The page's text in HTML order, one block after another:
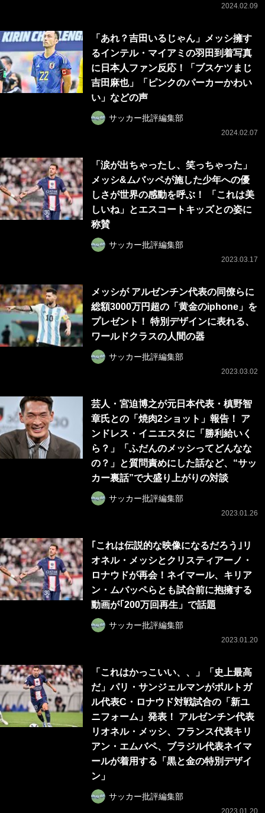
2024.02.09
「あれ？吉田いるじゃん」メッシ擁す
るインテル・マイアミの羽田到着写真
に日本人ファン反応！「ブスケツまじ
吉田麻也」「ピンクのパーカーかわい
い」などの声
サッカー批評編集部
2024.02.07
「涙が出ちゃったし、笑っちゃった」
メッシ&ムバッペが施した少年への優
しさが世界の感動を呼ぶ！ 「これは美
しいね」とエスコートキッズとの姿に
称賛
サッカー批評編集部
2023.03.17
メッシが アルゼンチン代表の同僚らに
総額3000万円超の「黄金のiphone」を
プレゼント！ 特別デザインに表れる、
ワールドクラスの人間の器
サッカー批評編集部
2023.03.02
芸人・宮迫博之が元日本代表・槙野智
章氏との「焼肉2ショット」報告！ ア
ンドレス・イニエスタに「勝利給いく
ら？」「ふだんのメッシってどんなな
の？」と質問責めにした話など、“サッ
カー裏話”で大盛り上がりの対談
サッカー批評編集部
2023.01.26
｢これは伝説的な映像になるだろう｣リ
オネル・メッシとクリスティアーノ・
ロナウドが再会！ネイマール、キリア
ン・ムバッペらとも試合前に抱擁する
動画が｢200万回再生」で話題
サッカー批評編集部
2023.01.20
「これはかっこいい、、」「史上最高
だ」パリ・サンジェルマンがポルトガ
ル代表C・ロナウド対戦試合の「新ユ
ニフォーム」発表！ アルゼンチン代表
リオネル・メッシ、フランス代表キリ
アン・エムバペ、ブラジル代表ネイマ
ールが着用する「黒と金の特別デザイ
ン」
サッカー批評編集部
2023.01.20